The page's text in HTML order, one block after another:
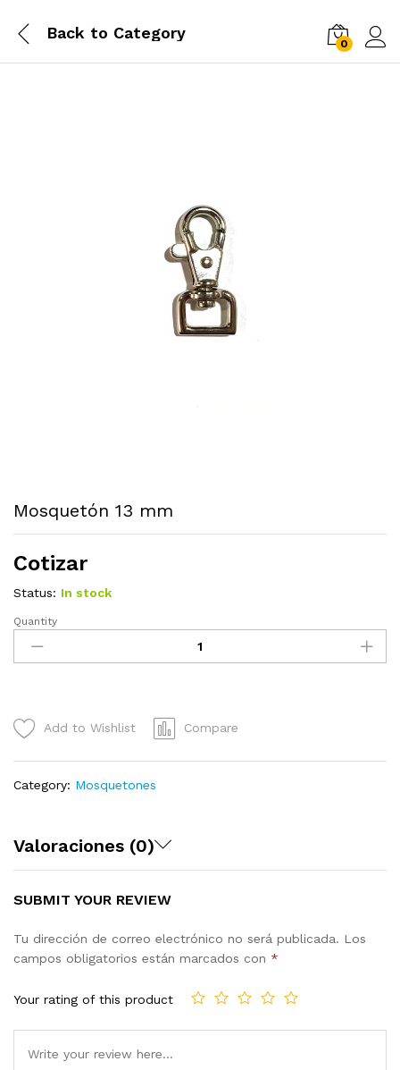
Back to Category
0
Mosquetón 13 mm
Cotizar
Status: In stock
Mosquetón
mm
Quantity
Add to Wishlist Compare
Category: Mosquetones
Valoraciones (0)
SUBMIT YOUR REVIEW
Tu dirección de correo electrónico no será publicada. Los
campos obligatorios están marcados con *
Your rating of this product